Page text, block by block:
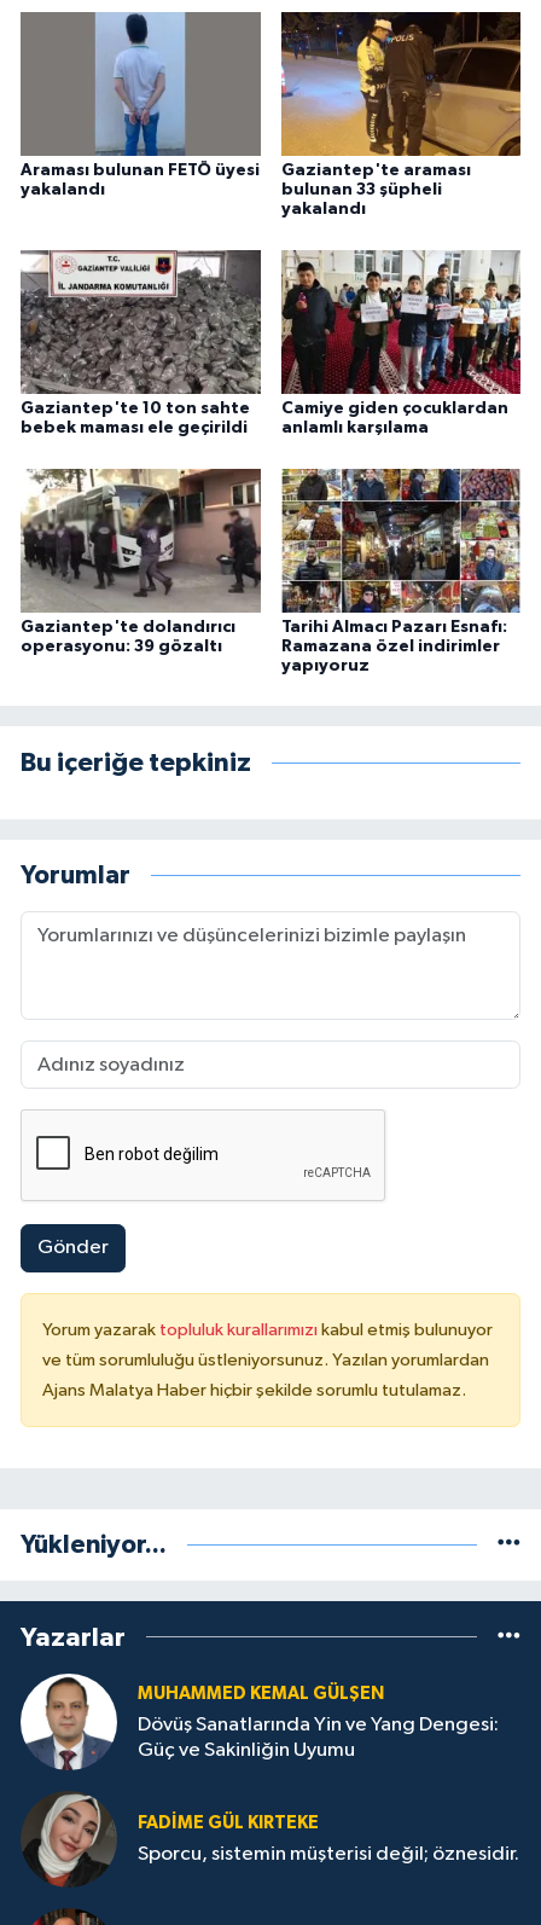
Araması bulunan FETÖ üyesi
yakalandı
Gaziantep'te araması
bulunan 33 şüpheli
yakalandı
Gaziantep'te 10 ton sahte
bebek maması ele geçirildi
Camiye giden çocuklardan
anlamlı karşılama
Gaziantep'te dolandırıcı
operasyonu: 39 gözaltı
Tarihi Almacı Pazarı Esnafı:
Ramazana özel indirimler
yapıyoruz
Bu içeriğe tepkiniz
Yorumlar
Gönder
Yorum yazarak topluluk kurallarımızı kabul etmiş bulunuyor
ve tüm sorumluluğu üstleniyorsunuz. Yazılan yorumlardan
Ajans Malatya Haber hiçbir şekilde sorumlu tutulamaz.
Yükleniyor...
Yazarlar
MUHAMMED KEMAL GÜLŞEN
Dövüş Sanatlarında Yin ve Yang Dengesi:
Güç ve Sakinliğin Uyumu
FADIME GÜL KIRTEKE
Sporcu, sistemin müşterisi değil; öznesidir.